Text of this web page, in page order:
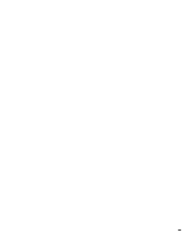
-